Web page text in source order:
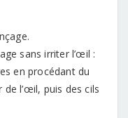
sans irriter l’œil :
en procédant du
l’œil, puis des cils